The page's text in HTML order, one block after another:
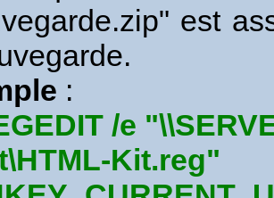
est
:
/e
Kit.reg"